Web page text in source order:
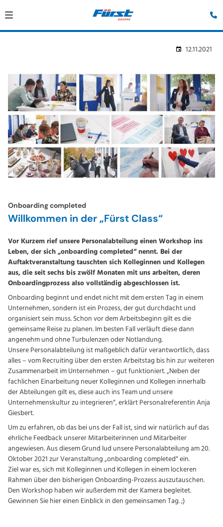
12.11.2021
Onboarding completed
Willkommen in der „Fürst Class“
Vor Kurzem rief unsere Personalabteilung einen Workshop ins
Leben, der sich „onboarding completed“ nennt. Bei der
Auftaktveranstaltung tauschten sich Kolleginnen und Kollegen
aus, die seit sechs bis zwölf Monaten mit uns arbeiten, deren
Onboardingprozess also vollständig abgeschlossen ist.
Onboarding beginnt und endet nicht mit dem ersten Tag in einem
Unternehmen, sondern ist ein Prozess, der gut durchdacht und
organisiert sein muss. Schon vor dem Arbeitsbeginn gilt es die
gemeinsame Reise zu planen. Im besten Fall verläuft diese dann
angenehm und ohne Turbulenzen oder Notlandung.
Unsere Personalabteilung ist maßgeblich dafür verantwortlich, dass
alles – vom Recruiting über den ersten Arbeitstag bis hin zur weiteren
Zusammenarbeit im Unternehmen – gut funktioniert. „Neben der
fachlichen Einarbeitung neuer Kolleginnen und Kollegen innerhalb
der Abteilungen gilt es, diese auch ins Team und unsere
Unternehmenskultur zu integrieren“, erklärt Personalreferentin Anja
Giesbert.
Um zu erfahren, ob das bei uns der Fall ist, sind wir natürlich auf das
ehrliche Feedback unserer Mitarbeiterinnen und Mitarbeiter
angewiesen. Aus diesem Grund lud unsere Personalabteilung am 20.
Oktober 2021 zur Veranstaltung „onboarding completed“ ein.
Ziel war es, sich mit Kolleginnen und Kollegen in einem lockeren
Rahmen über den bisherigen Onboarding-Prozess auszutauschen.
Den Workshop haben wir außerdem mit der Kamera begleitet.
Gewinnen Sie hier einen Einblick in den gemeinsamen Tag. ;)